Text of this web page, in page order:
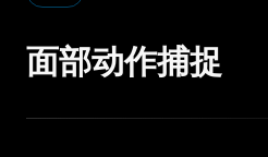
面部动作捕捉